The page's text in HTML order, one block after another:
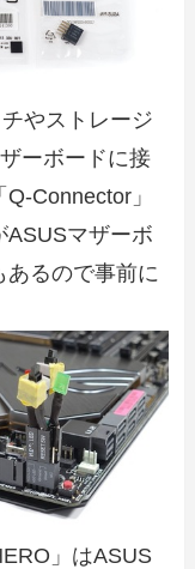
やストレージ
ーボードに接
Connector」
ASUSマザーボ
るので事前に
」はASUS